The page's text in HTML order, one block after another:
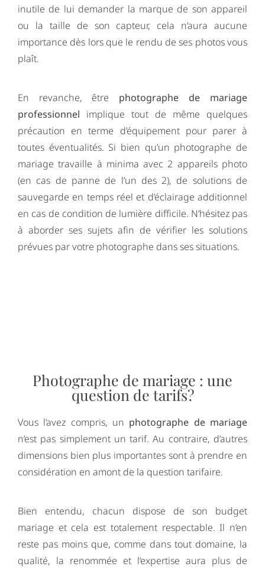
inutile de lui demander la marque de son appareil
ou la taille de son capteur, cela n’aura aucune
importance dès lors que le rendu de ses photos vous
plaît.
En revanche, être photographe de mariage
professionnel implique tout de même quelques
précaution en terme d’équipement pour parer à
toutes éventualités. Si bien qu’un photographe de
mariage travaille à minima avec 2 appareils photo
(en cas de panne de l’un des 2), de solutions de
sauvegarde en temps réel et d’éclairage additionnel
en cas de condition de lumière difficile. N’hésitez pas
à aborder ses sujets afin de vérifier les solutions
prévues par votre photographe dans ses situations.
Photographe de mariage : une
question de tarifs?
Vous l’avez compris, un photographe de mariage
n’est pas simplement un tarif. Au contraire, d’autres
dimensions bien plus importantes sont à prendre en
considération en amont de la question tarifaire.
Bien entendu, chacun dispose de son budget
mariage et cela est totalement respectable. Il n’en
reste pas moins que, comme dans tout domaine, la
qualité, la renommée et l’expertise aura plus de